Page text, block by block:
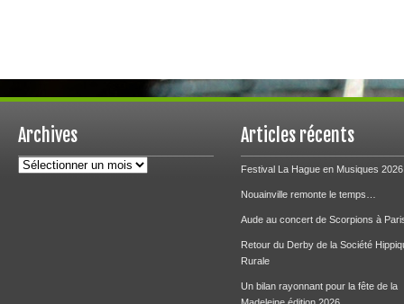
Archives
Archives
Articles récents
Festival La Hague en Musiques 2026
Nouainville remonte le temps…
Aude au concert de Scorpions à
Retour du Derby de la Société
Rurale
Un bilan rayonnant pour la fête de la